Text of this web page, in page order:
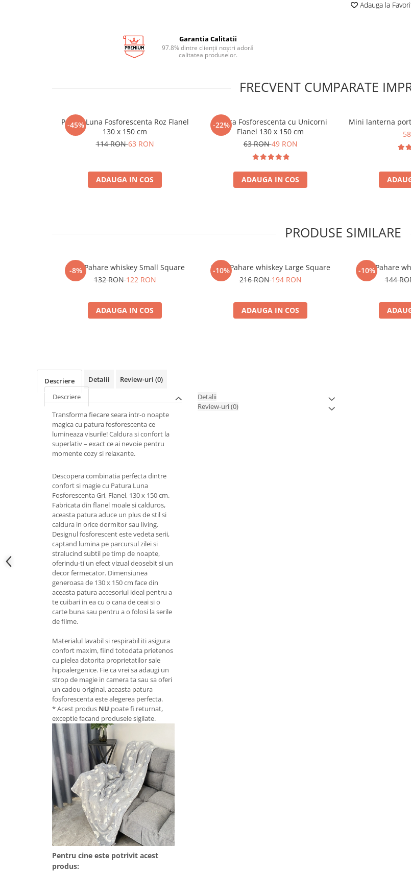
Adauga la
Garantia Calitatii
97.8% dintre clienții noștri adoră
calitatea produselor.
FRECVENT CUMPARATE
-45%
Patura Luna Fosforescenta Roz Flanel
130 x 150 cm
114 RON63 RON
ADAUGA IN COS
-22%
Patura Fosforescenta cu Unicorni
Flanel 130 x 150 cm
63 RON49 RON
ADAUGA IN COS
Mini lanterna
PRODUSE SIMILARE
-8%
Set 4 Pahare whiskey Small Square
132 RON122 RON
ADAUGA IN COS
-10%
Set 6 Pahare whiskey Large Square
216 RON194 RON
ADAUGA IN COS
-10%
Set 4 Pahare
144
Descriere Detalii Review-uri (0)
Descriere
Transforma fiecare seara intr-o noapte
magica cu patura fosforescenta ce
lumineaza visurile! Caldura si confort la
superlativ – exact ce ai nevoie pentru
momente cozy si relaxante.
Descopera combinatia perfecta dintre
confort si magie cu Patura Luna
Fosforescenta Gri, Flanel, 130 x 150 cm.
Fabricata din flanel moale si calduros,
aceasta patura aduce un plus de stil si
caldura in orice dormitor sau living.
Designul fosforescent este vedeta serii,
captand lumina pe parcursul zilei si
stralucind subtil pe timp de noapte,
oferindu-ti un efect vizual deosebit si un
decor fermecator. Dimensiunea
generoasa de 130 x 150 cm face din
aceasta patura accesoriul ideal pentru a
te cuibari in ea cu o cana de ceai si o
carte buna sau pentru a o folosi la serile
de filme.
Materialul lavabil si respirabil iti asigura
confort maxim, fiind totodata prietenos
cu pielea datorita proprietatilor sale
hipoalergenice. Fie ca vrei sa adaugi un
strop de magie in camera ta sau sa oferi
un cadou original, aceasta patura
fosforescenta este alegerea perfecta.
* Acest produs NU poate fi returnat,
exceptie facand produsele sigilate.
Pentru cine este potrivit acest
produs:
Detalii
Review-uri(0)